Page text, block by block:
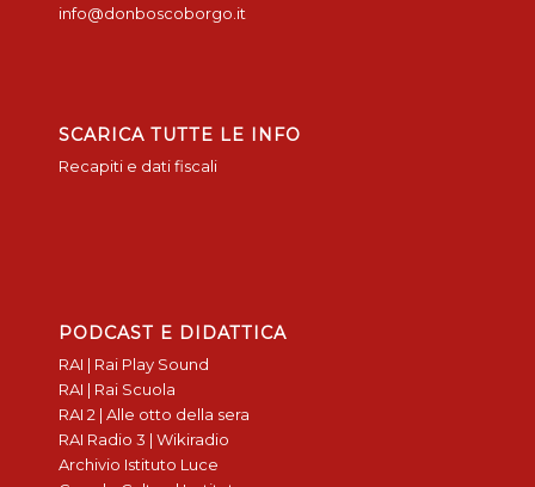
info@donboscoborgo.it
SCARICA TUTTE LE INFO
Recapiti e dati fiscali
PODCAST E DIDATTICA
RAI | Rai Play Sound
RAI | Rai Scuola
RAI 2 | Alle otto della sera
RAI Radio 3 | Wikiradio
Archivio Istituto Luce